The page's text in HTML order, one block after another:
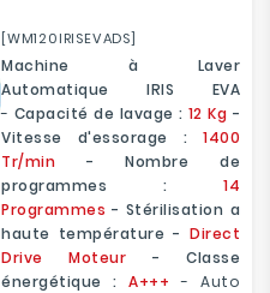
[WM120IRISEVADS]
Machine à Laver
Automatique IRIS EVA
- Capacité de lavage : 12 Kg -
Vitesse d'essorage : 1400
Tr/min - Nombre de
programmes : 14
Programmes - Stérilisation a
haute température - Direct
Drive Moteur - Classe
énergétique :A+++
- Auto